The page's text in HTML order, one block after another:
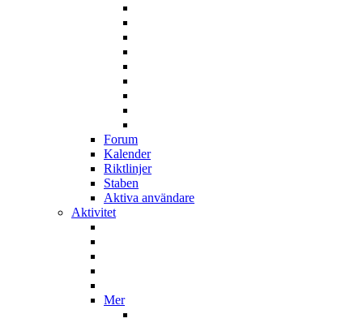
Forum
Kalender
Riktlinjer
Staben
Aktiva användare
Aktivitet
Mer